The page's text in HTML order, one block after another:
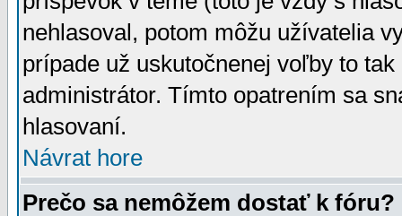
nehlasoval, potom môžu užívatelia
prípade už uskutočnenej voľby to
administrátor. Tímto opatrením sa
hlasovaní.
Návrat hore
Prečo sa nemôžem dostať k fóru?